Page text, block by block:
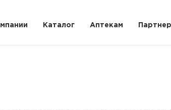
Каталог Аптекам